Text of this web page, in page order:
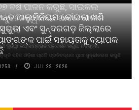
ବର୍ଷ ପାଳନ କରୁଛି, ସାଇକଲ
ପାର୍ବଣ କାଳୀନ
କଲା
ଜୁଡୱା କପ୍‌ ସାମ୍ବ୍ରାନି ପ୍ରଦର୍ଶିତ କରୁଛି; ନବସୃଜନ,
ଅନୁଭୂତି ସହିତ ଓଡ଼ିଶା ପ୍ରତି ପ୍ରତିବଦ୍ଧତା ପୁନଃ ସୁଦୃଢୀକରଣ କରୁଛି
ଆଲୁମିନିୟମ କୋଇଲା ଖଣି
ଏବଂ ସୁନ୍ଦରଗଡ଼ ଜିଲ୍ଲାରେ
ପାଇଁ ସହାୟତାକୁ ବ୍ୟାପକ
JUL 29, 2026